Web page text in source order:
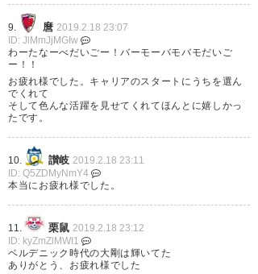
【讃岐】大剛、お疲れ様。色々
とありがとう。まだ現役でやり
たかったと思うけど（Ｊ２以上
でチーム探してたもんね）、決
めた以上は切り替えて、次のス
テージを充実させてくれ。
— 和泉彼方 (kanata0954)
2月 18
9. 麿 2019.2.18 23:07
ID: JlMmJjMGIw
わーたなーべだいごー！バーモーバモバモだいご
ー！！
お疲れ様でした。キャリアのスタートにうちを選ん
でくれて
そして色んな活躍を見せてくれてほんとに嬉しかっ
たです。
10. 讃岐 2019.2.18 23:11
ID: Q5ZDMyNmY4
本当にお疲れ様でした。
11. 栗鼠 2019.2.18 23:12
ID: kyZmZlMWI1
ベルデニック時代の大剛は輝いてた
ありがとう、お疲れ様でした